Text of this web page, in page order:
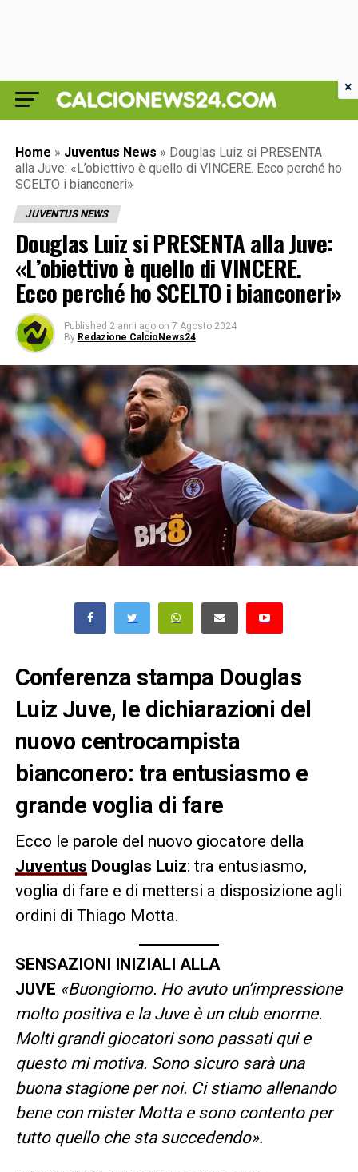
Home » Juventus News » Douglas Luiz si PRESENTA
alla Juve: «L’obiettivo è quello di VINCERE. Ecco perché ho
SCELTO i bianconeri»
JUVENTUS NEWS
Douglas Luiz si PRESENTA alla Juve:
«L’obiettivo è quello di VINCERE.
Ecco perché ho SCELTO i bianconeri»
Published 2 anni ago on 7 Agosto 2024
By Redazione CalcioNews24
Conferenza stampa Douglas
Luiz Juve, le dichiarazioni del
nuovo centrocampista
bianconero: tra entusiasmo e
grande voglia di fare
Ecco le parole del nuovo giocatore della
Juventus Douglas Luiz: tra entusiasmo,
voglia di fare e di mettersi a disposizione agli
ordini di Thiago Motta.
SENSAZIONI INIZIALI ALLA
JUVE «Buongiorno. Ho avuto un’impressione
molto positiva e la Juve è un club enorme.
Molti grandi giocatori sono passati qui e
questo mi motiva. Sono sicuro sarà una
buona stagione per noi. Ci stiamo allenando
bene con mister Motta e sono contento per
tutto quello che sta succedendo».
×